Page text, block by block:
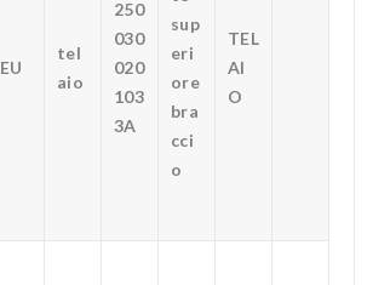
EU
tel
aio
250
030
020
103
3A
sup
eri
ore
bra
cci
o
TEL
AI
O